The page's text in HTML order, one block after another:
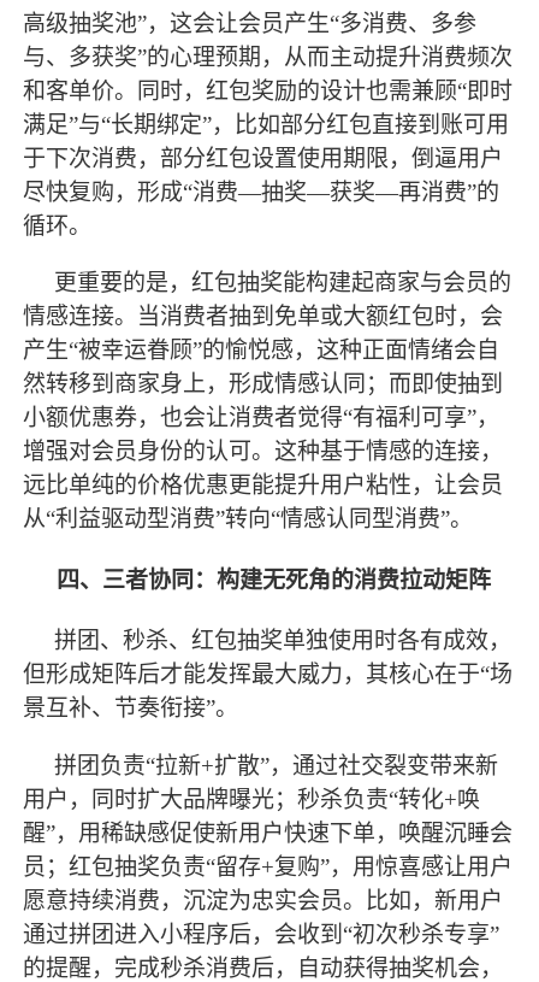
高级抽奖池”，这会让会员产生“多消费、多参
与、多获奖”的心理预期，从而主动提升消费频次
和客单价。同时，红包奖励的设计也需兼顾“即时
满足”与“长期绑定”，比如部分红包直接到账可用
于下次消费，部分红包设置使用期限，倒逼用户
尽快复购，形成“消费—抽奖—获奖—再消费”的
循环。
更重要的是，红包抽奖能构建起商家与会员的
情感连接。当消费者抽到免单或大额红包时，会
产生“被幸运眷顾”的愉悦感，这种正面情绪会自
然转移到商家身上，形成情感认同；而即使抽到
小额优惠券，也会让消费者觉得“有福利可享”，
增强对会员身份的认可。这种基于情感的连接，
远比单纯的价格优惠更能提升用户粘性，让会员
从“利益驱动型消费”转向“情感认同型消费”。
四、三者协同：构建无死角的消费拉动矩阵
拼团、秒杀、红包抽奖单独使用时各有成效，
但形成矩阵后才能发挥最大威力，其核心在于“场
景互补、节奏衔接”。
拼团负责“拉新+扩散”，通过社交裂变带来新
用户，同时扩大品牌曝光；秒杀负责“转化+唤
醒”，用稀缺感促使新用户快速下单，唤醒沉睡会
员；红包抽奖负责“留存+复购”，用惊喜感让用户
愿意持续消费，沉淀为忠实会员。比如，新用户
通过拼团进入小程序后，会收到“初次秒杀专享”
的提醒，完成秒杀消费后，自动获得抽奖机会，